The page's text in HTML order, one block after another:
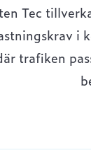
Tec
i
trafiken